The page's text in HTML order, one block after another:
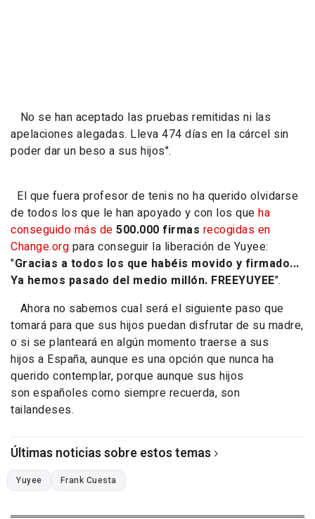
No se han aceptado las pruebas remitidas ni las
apelaciones alegadas. Lleva 474 días en la cárcel sin
poder dar un beso a sus hijos".
El que fuera profesor de tenis no ha querido olvidarse
de todos los que le han apoyado y con los que ha
conseguido más de 500.000 firmas recogidas en
Change.org para conseguir la liberación de Yuyee:
"Gracias a todos los que habéis movido y firmado...
Ya hemos pasado del medio millón. FREEYUYEE".
Ahora no sabemos cual será el siguiente paso que
tomará para que sus hijos puedan disfrutar de su madre,
o si se planteará en algún momento traerse a sus
hijos a España, aunque es una opción que nunca ha
querido contemplar, porque aunque sus hijos
son españoles como siempre recuerda, son
tailandeses.
Últimas noticias sobre estos temas
Yuyee Frank Cuesta